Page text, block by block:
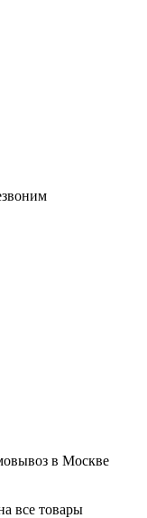
в Москве
все товары